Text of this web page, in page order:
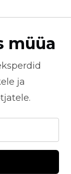
müüa
ja